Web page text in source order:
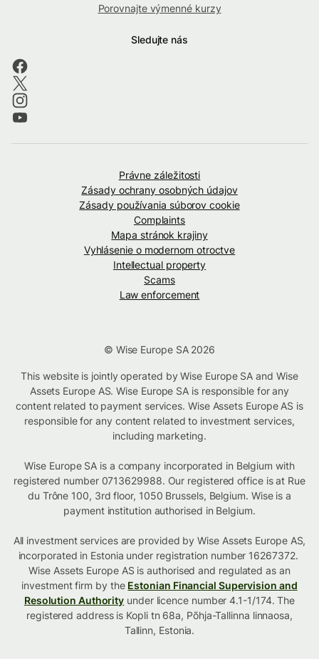
Porovnajte výmenné kurzy
Sledujte nás
Právne záležitosti
Zásady ochrany osobných údajov
Zásady používania súborov cookie
Complaints
Mapa stránok krajiny
Vyhlásenie o modernom otroctve
Intellectual property
Scams
Law enforcement
© Wise Europe SA 2026
This website is jointly operated by Wise Europe SA and Wise
Assets Europe AS. Wise Europe SA is responsible for any
content related to payment services. Wise Assets Europe AS is
responsible for any content related to investment services,
including marketing.
Wise Europe SA is a company incorporated in Belgium with
registered number 0713629988. Our registered office is at Rue
du Trône 100, 3rd floor, 1050 Brussels, Belgium. Wise is a
payment institution authorised in Belgium.
All investment services are provided by Wise Assets Europe AS,
incorporated in Estonia under registration number 16267372.
Wise Assets Europe AS is authorised and regulated as an
investment firm by the Estonian Financial Supervision and
Resolution Authority under licence number 4.1-1/174. The
registered address is Kopli tn 68a, Põhja-Tallinna linnaosa,
Tallinn, Estonia.